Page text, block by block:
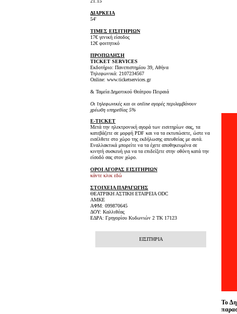
Το
ΔΙΑΡΚΕΙΑ
54'
ΤΙΜΕΣ ΕΙΣΙΤΗΡΙΩΝ
17€ γενική είσοδος
12€ φοιτητικό
ΠΡΟΠΩΛΗΣΗ
TICKET SERVICES
Εκδοτήριο: Πανεπιστημίου 39, Αθήνα
Τηλεφωνικά: 2107234567
Online: www.ticketservices.gr
& Ταμεία Δημοτικού Θεάτρου Πειραιά
Οι τηλεφωνικές και οι online αγορές περιλαμβάνουν
χρέωση υπηρεσίας 5%
E-TICKET
Μετά την ηλεκτρονική αγορά των εισιτηρίων σας, τα
κατεβάζετε σε μορφή PDF και να τα εκτυπώσετε, ώστε να
εισέλθετε στο χώρο της εκδήλωσης απευθείας με αυτά.
Εναλλακτικά μπορείτε να τα έχετε αποθηκευμένα σε
κινητή συσκευή για να τα επιδείξετε στην οθόνη κατά την
είσοδό σας στον χώρο.
ΟΡΟΙ ΑΓΟΡΑΣ ΕΙΣΙΤΗΡΙΩΝ
κάντε κλικ εδώ
ΣΤΟΙΧΕΙΑ ΠΑΡΑΓΩΓΗΣ
ΘΕΑΤΡΙΚΗ ΑΣΤΙΚΗ ΕΤΑΙΡΕΙΑ ODC
AMKE
ΑΦΜ: 099870645
ΔΟΥ: Καλλιθέας
ΕΔΡΑ: Γρηγορίου Κυδωνιών 2 TK 17123
ΕΙΣΙΤΗΡΙΑ